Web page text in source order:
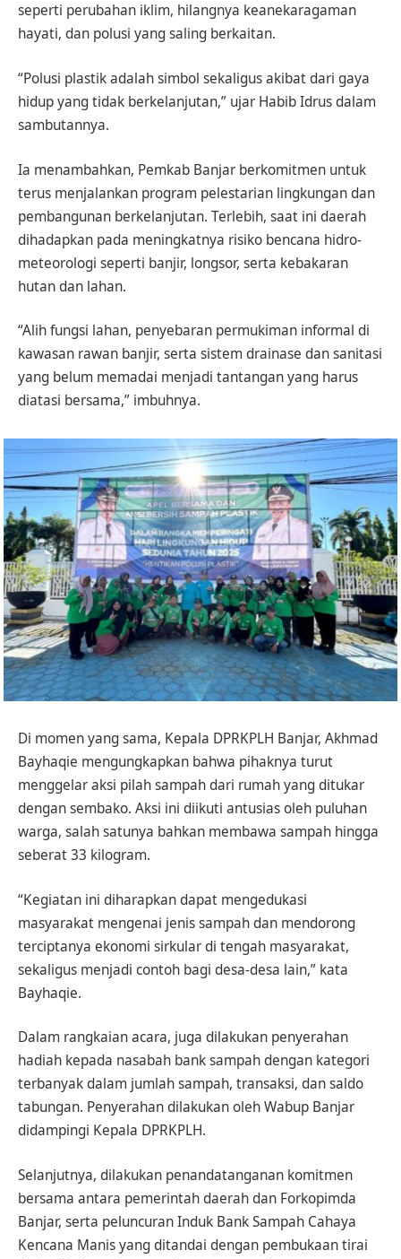
seperti perubahan iklim, hilangnya keanekaragaman
hayati, dan polusi yang saling berkaitan.
“Polusi plastik adalah simbol sekaligus akibat dari gaya
hidup yang tidak berkelanjutan,” ujar Habib Idrus dalam
sambutannya.
Ia menambahkan, Pemkab Banjar berkomitmen untuk
terus menjalankan program pelestarian lingkungan dan
pembangunan berkelanjutan. Terlebih, saat ini daerah
dihadapkan pada meningkatnya risiko bencana hidro-
meteorologi seperti banjir, longsor, serta kebakaran
hutan dan lahan.
“Alih fungsi lahan, penyebaran permukiman informal di
kawasan rawan banjir, serta sistem drainase dan sanitasi
yang belum memadai menjadi tantangan yang harus
diatasi bersama,” imbuhnya.
Di momen yang sama, Kepala DPRKPLH Banjar, Akhmad
Bayhaqie mengungkapkan bahwa pihaknya turut
menggelar aksi pilah sampah dari rumah yang ditukar
dengan sembako. Aksi ini diikuti antusias oleh puluhan
warga, salah satunya bahkan membawa sampah hingga
seberat 33 kilogram.
“Kegiatan ini diharapkan dapat mengedukasi
masyarakat mengenai jenis sampah dan mendorong
terciptanya ekonomi sirkular di tengah masyarakat,
sekaligus menjadi contoh bagi desa-desa lain,” kata
Bayhaqie.
Dalam rangkaian acara, juga dilakukan penyerahan
hadiah kepada nasabah bank sampah dengan kategori
terbanyak dalam jumlah sampah, transaksi, dan saldo
tabungan. Penyerahan dilakukan oleh Wabup Banjar
didampingi Kepala DPRKPLH.
Selanjutnya, dilakukan penandatanganan komitmen
bersama antara pemerintah daerah dan Forkopimda
Banjar, serta peluncuran Induk Bank Sampah Cahaya
Kencana Manis yang ditandai dengan pembukaan tirai